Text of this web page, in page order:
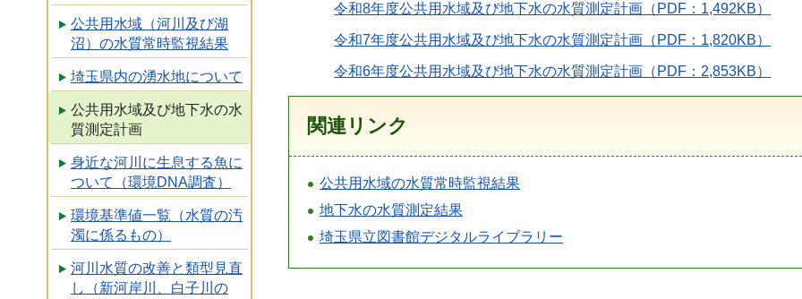
公共用水域（河川及び湖
沼）の水質常時監視結果
埼玉県内の湧水地について
公共用水域及び地下水の水
質測定計画
身近な河川に生息する魚に
ついて（環境DNA調査）
環境基準値一覧（水質の汚
濁に係るもの）
河川水質の改善と類型見直
し（新河岸川、白子川の
令和8年度公共用水域及び地下水の水質測定計画（PDF：1,492KB）
令和7年度公共用水域及び地下水の水質測定計画（PDF：1,820KB）
令和6年度公共用水域及び地下水の水質測定計画（PDF：2,853KB）
関連リンク
公共用水域の水質常時監視結果
地下水の水質測定結果
埼玉県立図書館デジタルライブラリー